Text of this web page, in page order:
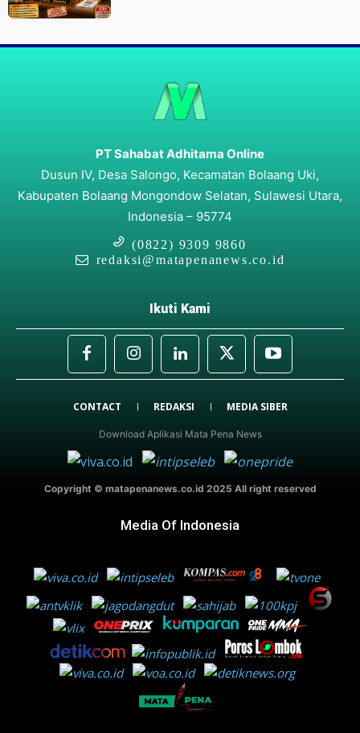
PT Sahabat Adhitama Online
Dusun IV, Desa Salongo, Kecamatan Bolaang Uki,
Kabupaten Bolaang Mongondow Selatan, Sulawesi Utara,
Indonesia – 95774
(0822) 9309 9860
redaksi@matapenanews.co.id
Ikuti Kami
CONTACT REDAKSI MEDIA SIBER
Download Aplikasi Mata Pena News
Copyright © matapenanews.co.id 2025 All right reserved
Media Of Indonesia